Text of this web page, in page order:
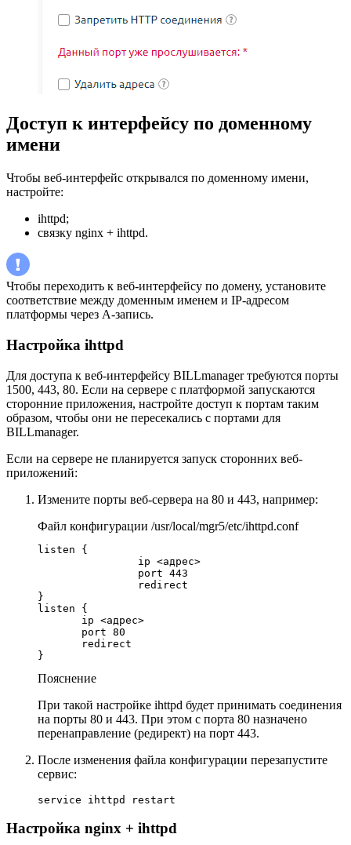
Доступ к интерфейсу по доменному
имени
Чтобы веб-интерфейс открывался по доменному имени,
настройте:
ihttpd;
связку nginx + ihttpd.
Чтобы переходить к веб-интерфейсу по домену, установите
соответствие между доменным именем и IP-адресом
платформы через А-запись.
Настройка ihttpd
Для доступа к веб-интерфейсу BILLmanager требуются порты
1500, 443, 80. Если на сервере с платформой запускаются
сторонние приложения, настройте доступ к портам таким
образом, чтобы они не пересекались с портами для
BILLmanager.
Если на сервере не планируется запуск сторонних веб-
приложений:
Измените порты веб-сервера на 80 и 443, например:
Файл конфигурации /usr/local/mgr5/etc/ihttpd.conf
listen {
}
listen {
       ip <адрес>
       port 80
       redirect
}
Пояснение
При такой настройке ihttpd будет принимать соединения
на порты 80 и 443. При этом с порта 80 назначено
перенаправление (редирект) на порт 443.
После изменения файла конфигурации перезапустите
сервис:
service ihttpd restart
Настройка nginx + ihttpd